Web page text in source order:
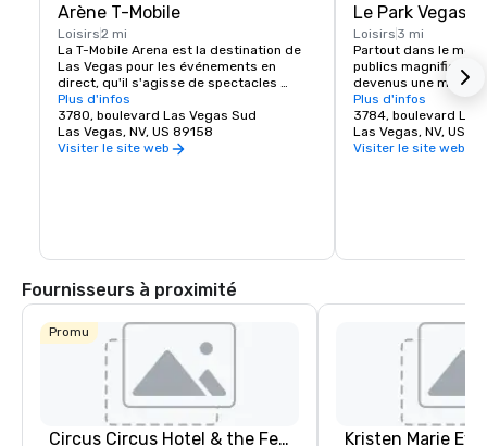
Arène T-Mobile
Loisirs2 mi
La T-Mobile Arena est la destination de
Las Vegas pour les événements en
direct, qu'il s'agisse de spectacles
musicaux ou d'événements sportifs
palpitants, elle a établi une nouvelle
norme en matière de divertissement
dans la ville qui fait le mieux. L'aréna T-
Plus d'infos
3780, boulevard Las Vegas Sud
Las Vegas, NV, US 89158
Visiter le site web
Le Park Vegas
Loisirs 3 mi
Partout dans le
publics magnifiques
devenus une
plus belles villes et
exception. MGM
l'expérience
créant une
Découvrez l'énergie
Plus d'infos
3784, boulevard Las
Las Vegas, NV, US
Visiter le site web
Fournisseurs à proximité
Promu
Circus Circus Hotel & the Festival Grounds